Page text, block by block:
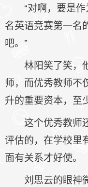
“对啊，要是
名英语竞赛第一名
吧。”
林阳笑了笑，
师，而优秀教师不
升的重要资本，至
这个优秀教师
评估的，在学校里
面有关系才好使。
刘思云的眼神